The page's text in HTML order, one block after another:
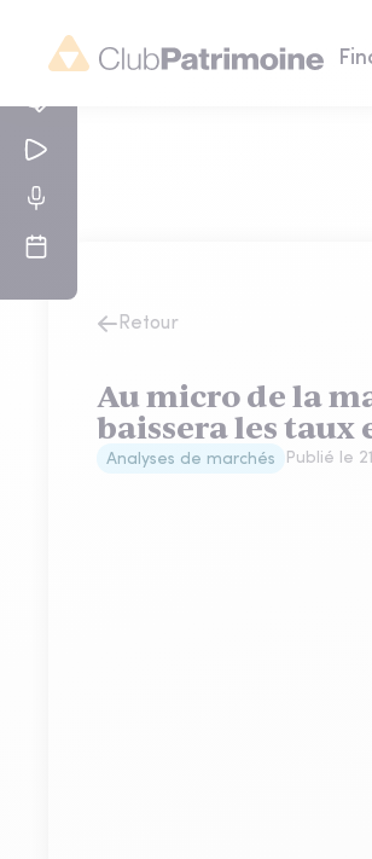
Retour
Au micro de la
baissera les taux
Analyses de marchés Publié le